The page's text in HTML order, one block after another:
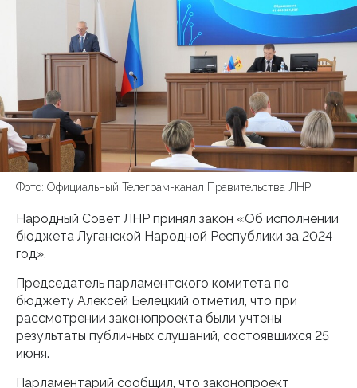
Фото: Официальный Телеграм-канал Правительства ЛНР
Народный Совет ЛНР принял закон «Об исполнении
бюджета Луганской Народной Республики за 2024
год».
Председатель парламентского комитета по
бюджету Алексей Белецкий отметил, что при
рассмотрении законопроекта были учтены
результаты публичных слушаний, состоявшихся 25
июня.
Парламентарий сообщил, что законопроект